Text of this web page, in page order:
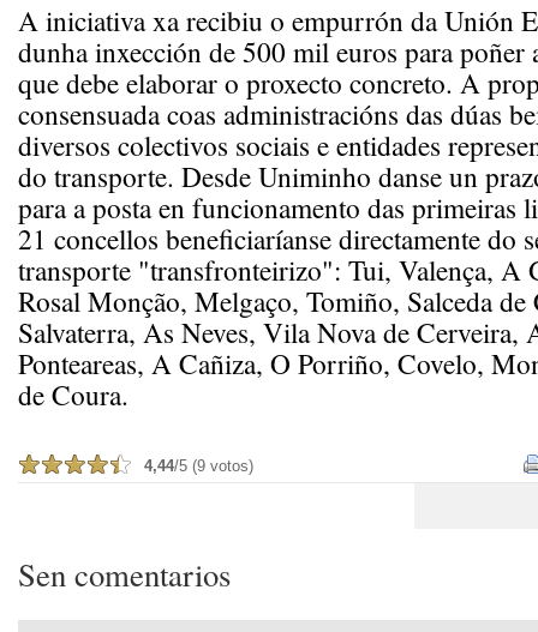
A iniciativa xa recibiu o empurrón da Unión
dunha inxección de 500 mil euros para poñer
que debe elaborar o proxecto concreto. A
consensuada coas administracións das dúas
diversos colectivos sociais e entidades
do transporte. Desde Uniminho danse un
para a posta en funcionamento das primeiras
21 concellos beneficiaríanse directamente do
transporte "transfronteirizo": Tui, Valença, A
Rosal Monção, Melgaço, Tomiño, Salceda de
Salvaterra, As Neves, Vila Nova de Cerveira,
Ponteareas, A Cañiza, O Porriño, Covelo,
de Coura.
4,44/5 (9 votos)
Sen comentarios